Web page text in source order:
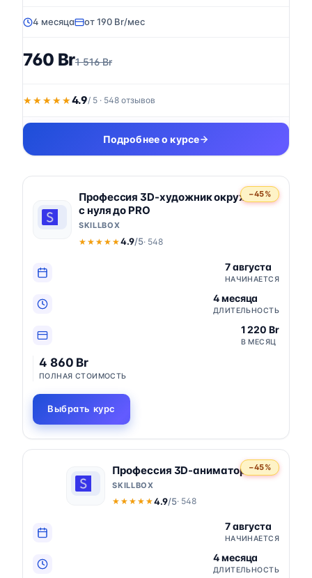
4 месяца от 190 Br/мес
760 Br1 516 Br
★★★★★
★★★★★4.9/ 5 · 548 отзывов
Подробнее о курсе
−45%
Профессия 3D-художник окружения
с нуля до PRO
SKILLBOX
★★★★★
★★★★★4.9/5· 548
7 августа
НАЧИНАЕТСЯ
4 месяца
ДЛИТЕЛЬНОСТЬ
1 220 Br
В МЕСЯЦ
4 860 Br
ПОЛНАЯ СТОИМОСТЬ
Выбрать курс
−45%
Профессия 3D-аниматор
SKILLBOX
★★★★★
★★★★★4.9/5· 548
7 августа
НАЧИНАЕТСЯ
4 месяца
ДЛИТЕЛЬНОСТЬ